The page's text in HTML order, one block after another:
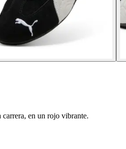
en un rojo vibrante.